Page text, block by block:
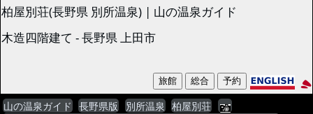
柏屋別荘(長野県 別所温泉) | 山の温泉ガイド
木造四階建て - 長野県 上田市
山の温泉ガイド 長野県版 別所温泉
柏屋別荘